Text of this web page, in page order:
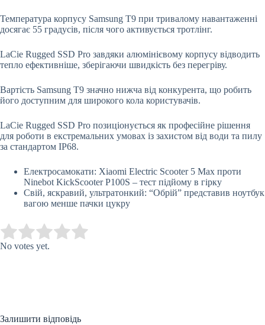
Температура корпусу Samsung T9 при тривалому навантаженні
досягає 55 градусів, після чого активується тротлінг.
LaCie Rugged SSD Pro завдяки алюмінієвому корпусу відводить
тепло ефективніше, зберігаючи швидкість без перегріву.
Вартість Samsung T9 значно нижча від конкурента, що робить
його доступним для широкого кола користувачів.
LaCie Rugged SSD Pro позиціонується як професійне рішення
для роботи в екстремальних умовах із захистом від води та пилу
за стандартом IP68.
Електросамокати: Xiaomi Electric Scooter 5 Max проти
Ninebot KickScooter P100S – тест підйому в гірку
Свій, яскравий, ультратонкий: “Обрій” представив ноутбук
вагою менше пачки цукру
Rate this item:
No votes yet.
Залишити відповідь